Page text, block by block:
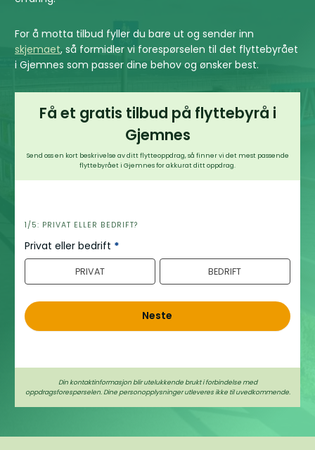
For å motta tilbud fyller du bare ut og sender inn
skjemaet, så formidler vi forespørselen til det flyttebyrået
i Gjemnes som passer dine behov og ønsker best.
Få et gratis tilbud på flyttebyrå i
Gjemnes
Send oss en kort beskrivelse av ditt flytteoppdrag, så finner vi det mest passende
flyttebyrået i Gjemnes for akkurat ditt oppdrag.
h
e
r
1/5: PRIVAT ELLER BEDRIFT?
Privat eller bedrift *
PRIVAT BEDRIFT
Neste
Din kontaktinformasjon blir utelukkende brukt i forbindelse med
oppdragsforespørselen. Dine personopplysninger utleveres ikke til uvedkommende.